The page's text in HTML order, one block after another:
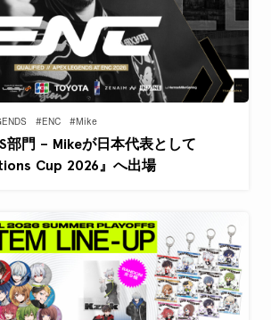
#ENC #Mike
部門 – Mikeが日本代表として
Cup 2026』へ出場